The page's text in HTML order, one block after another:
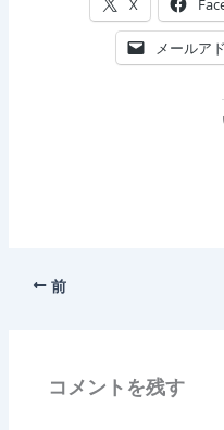
X
メールア
前
コメントを残す